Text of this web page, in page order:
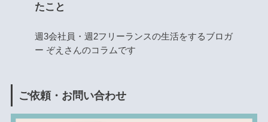
たこと
週3会社員・週2フリーランスの生活をするブロガ
ー ぞえさんのコラムです
ご依頼・お問い合わせ